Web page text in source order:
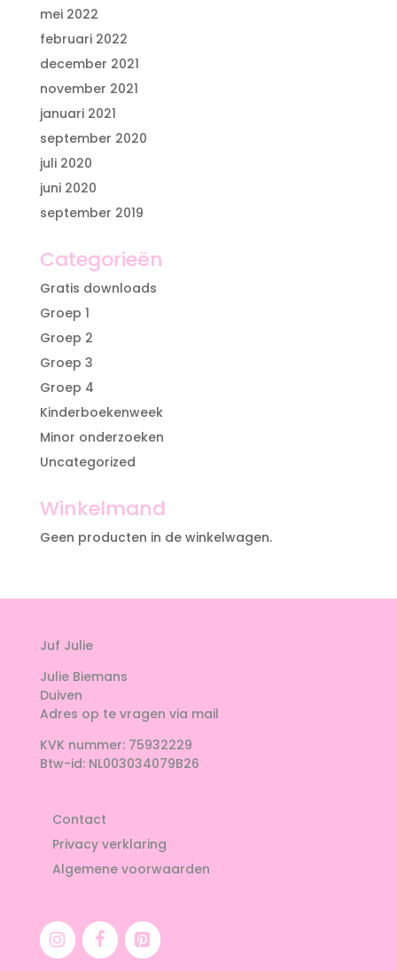
mei 2022
februari 2022
december 2021
november 2021
januari 2021
september 2020
juli 2020
juni 2020
september 2019
Categorieën
Gratis downloads
Groep 1
Groep 2
Groep 3
Groep 4
Kinderboekenweek
Minor onderzoeken
Uncategorized
Winkelmand
Geen producten in de winkelwagen.
Juf Julie
Julie Biemans
Duiven
Adres op te vragen via mail
KVK nummer: 75932229
Btw-id: NL003034079B26
Contact
Privacy verklaring
Algemene voorwaarden